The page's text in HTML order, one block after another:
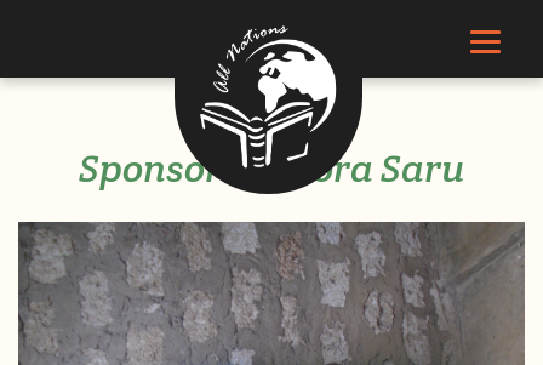
Sponsor Gidnora Saru